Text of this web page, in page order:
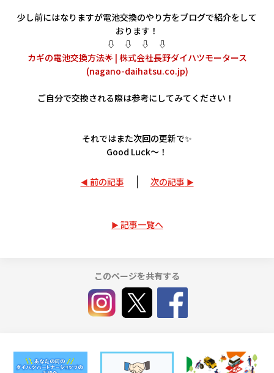
少し前にはなりますが電池交換のやり方をブログで紹介をして
おります！
⇩ ⇩ ⇩ ⇩
カギの電池交換方法🌟 | 株式会社長野ダイハツモータース
(nagano-daihatsu.co.jp)
ご自分で交換される際は参考にしてみてください！
それではまた次回の更新で✨
Good Luck～！
前の記事 次の記事
記事一覧へ
このページを共有する